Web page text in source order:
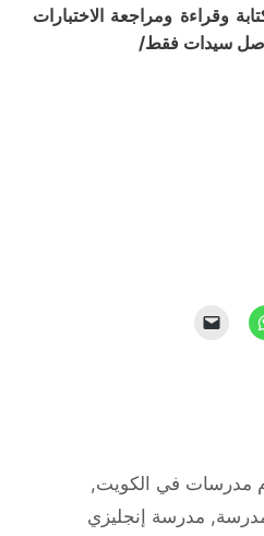
وقراءة ومراجعة الاختبارات
سيدات فقط/
مدرسات في الكويت,
, مدرسة إنجليزي